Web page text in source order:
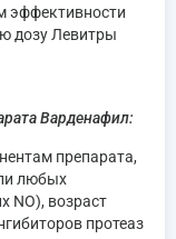
эффективности
дозу Левитры
Варденафил:
препарата,
любых
NO), возраст
протеаз